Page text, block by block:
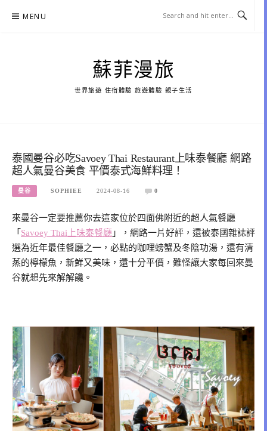
MENU
蘇菲漫旅
世界旅遊 住宿體驗 旅遊體驗 親子生活
泰國曼谷必吃Savoey Thai Restaurant上味泰餐廳 網路
超人氣曼谷美食 平價泰式海鮮料理！
曼谷 SOPHIEE 2024-08-16 0
來曼谷一定要推薦你去這家位於四面佛附近的超人氣餐廳
「 Savoey Thai 上味泰餐廳 」，網路一片好評，還被泰國雜誌評
選為近年最佳餐廳之一，必點的咖哩螃蟹及冬陰功湯，還有清
蒸的檸檬魚，新鮮又美味，還十分平價，難怪讓大家每回來曼
谷就想先來解解饞。